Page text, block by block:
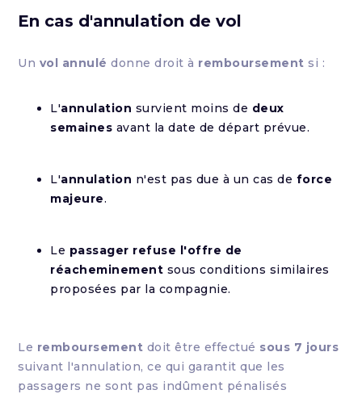
En cas d'annulation de vol
Un vol annulé donne droit à remboursement si :
L'annulation survient moins de deux
semaines avant la date de départ prévue.
L'annulation n'est pas due à un cas de force
majeure.
Le passager refuse l'offre de
réacheminement sous conditions similaires
proposées par la compagnie.
Le remboursement doit être effectué sous 7 jours
suivant l'annulation, ce qui garantit que les
passagers ne sont pas indûment pénalisés